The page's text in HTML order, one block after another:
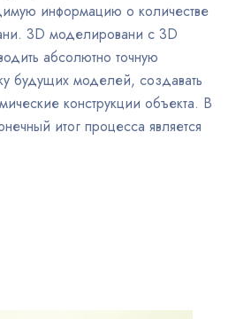
информацию о количестве
3D моделировани с 3D
абсолютно точную
будущих моделей, создавать
конструкции объекта. В
итог процесса является